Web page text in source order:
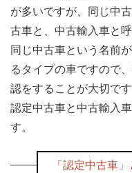
が多いですが、同じ中
古車と、中古輸入車と
同じ中古車という名前
るタイプの車ですので
認をすることが大切です
認定中古車と中古輸入
す。
「認定中古車